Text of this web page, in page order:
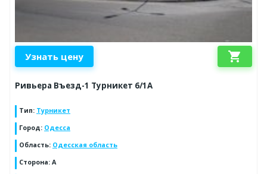
Узнать цену shopping_cart
Ривьера Въезд-1 Турникет 6/1А
Тип: Турникет
Город: Одесса
Область: Одесская область
Сторона: A